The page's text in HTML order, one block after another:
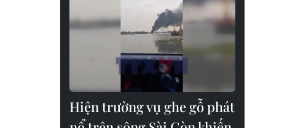
Hiện trường vụ ghe gỗ phát